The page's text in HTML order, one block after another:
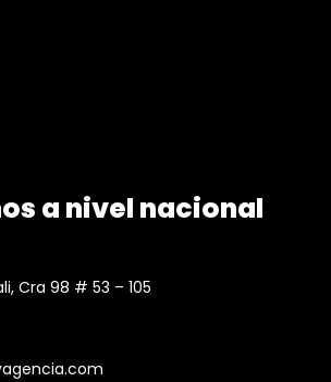
a nivel nacional
Cra 98 # 53 – 105